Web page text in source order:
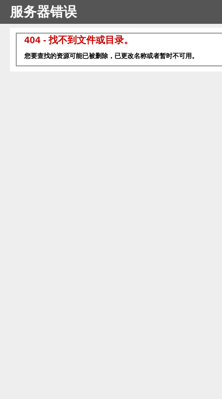
服务器错误
404 - 找不到文件或目录。
您要查找的资源可能已被删除，已更改名称或者暂时不可用。